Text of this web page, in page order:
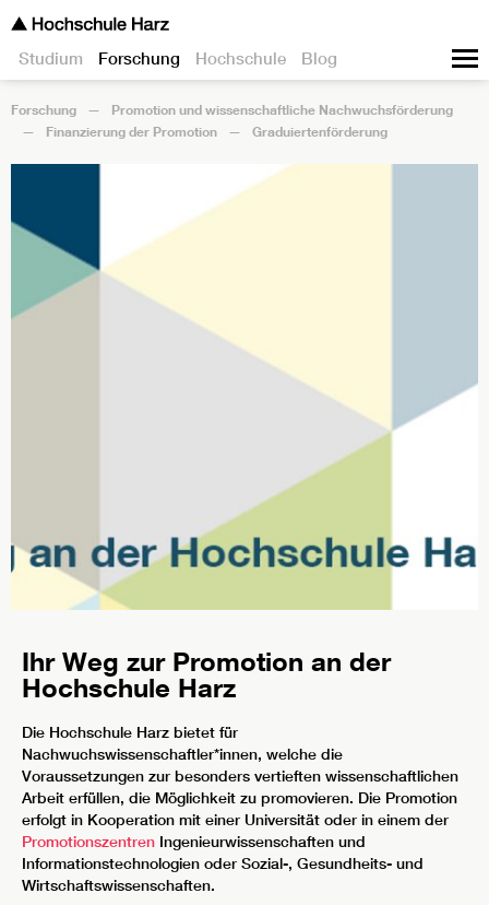
Studium Forschung Hochschule Blog
Forschung
Promotion und wissenschaftliche Nachwuchsförderung
Finanzierung der Promotion
Graduiertenförderung
Ihr Weg zur Promotion an der
Hochschule Harz
Die Hochschule Harz bietet für
Nachwuchswissenschaftler*innen, welche die
Voraussetzungen zur besonders vertieften wissenschaftlichen
Arbeit erfüllen, die Möglichkeit zu promovieren. Die Promotion
erfolgt in Kooperation mit einer Universität oder in einem der
Promotionszentren Ingenieurwissenschaften und
Informationstechnologien oder Sozial-, Gesundheits- und
Wirtschaftswissenschaften.